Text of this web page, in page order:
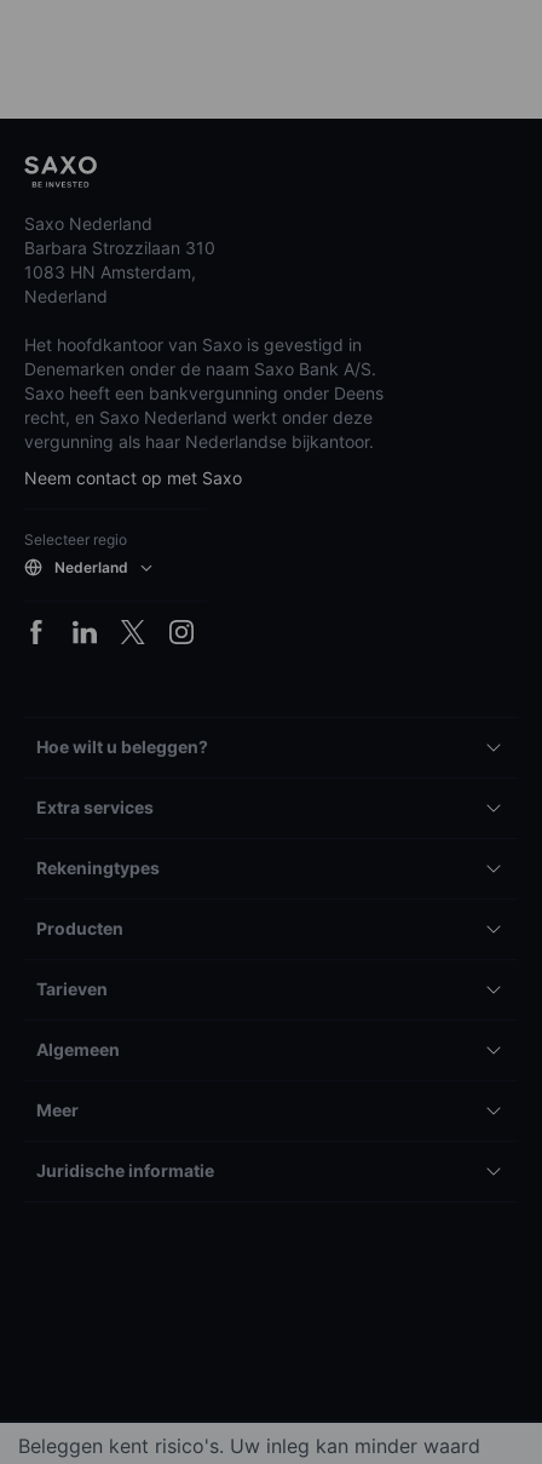
Saxo Nederland
Barbara Strozzilaan 310
1083 HN Amsterdam,
Nederland
Het hoofdkantoor van Saxo is gevestigd in
Denemarken onder de naam Saxo Bank A/S.
Saxo heeft een bankvergunning onder Deens
recht, en Saxo Nederland werkt onder deze
vergunning als haar Nederlandse bijkantoor.
Neem contact op met Saxo
Selecteer regio
Nederland
Hoe wilt u beleggen?
Extra services
Rekeningtypes
Producten
Tarieven
Algemeen
Meer
Juridische informatie
Beleggen kent risico's. Uw inleg kan minder waard